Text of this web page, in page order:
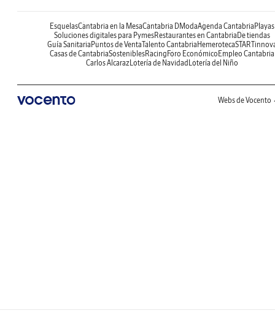
EsquelasCantabria en la MesaCantabria DModaAgenda Cantabria Playas
Soluciones digitales para PymesRestaurantes en Cantabria De tiendas
Guía Sanitaria Puntos de VentaTalento Cantabria Hemeroteca
Casas de CantabriaSosteniblesRacing Foro Económico Empleo Cantabria
Carlos AlcarazLotería de Navidad Lotería del Niño
Webs de Vocento